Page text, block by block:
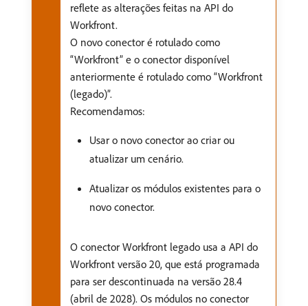
reflete as alterações feitas na API do
Workfront.
O novo conector é rotulado como
“Workfront” e o conector disponível
anteriormente é rotulado como “Workfront
(legado)”.
Recomendamos:
Usar o novo conector ao criar ou
atualizar um cenário.
Atualizar os módulos existentes para o
novo conector.
O conector Workfront legado usa a API do
Workfront versão 20, que está programada
para ser descontinuada na versão 28.4
(abril de 2028). Os módulos no conector